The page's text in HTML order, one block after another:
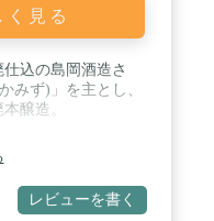
見る
込の島岡酒造さ
みず)」を主とし、
醸造。
レビューを書く